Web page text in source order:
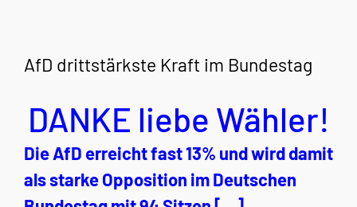
AfD drittstärkste Kraft im Bundestag
DANKE liebe Wähler!
Die AfD erreicht fast 13% und wird damit
als starke Opposition im Deutschen